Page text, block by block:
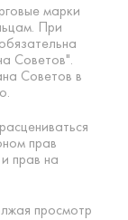
марки
При
Советов".
Советов в
прав
прав на
просмотр